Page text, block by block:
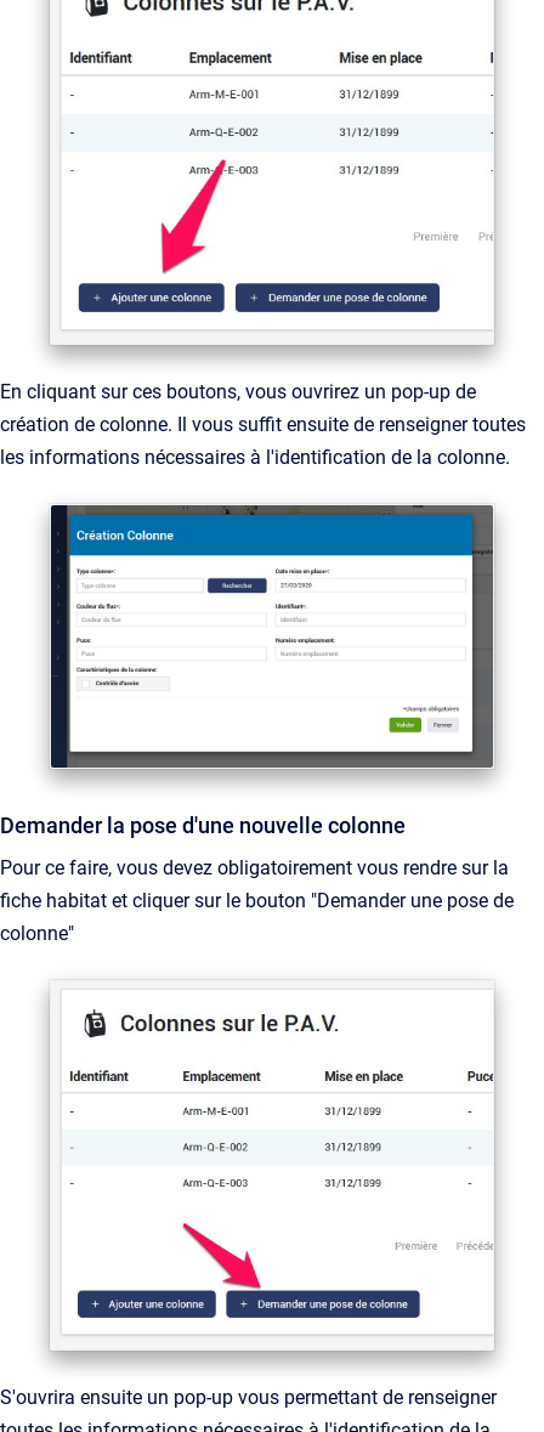
En cliquant sur ces boutons, vous ouvrirez un pop-up de
création de colonne. Il vous suffit ensuite de renseigner toutes
les informations nécessaires à l'identification de la colonne.
Demander la pose d'une nouvelle colonne
Pour ce faire, vous devez obligatoirement vous rendre sur la
fiche habitat et cliquer sur le bouton "Demander une pose de
colonne"
S'ouvrira ensuite un pop-up vous permettant de renseigner